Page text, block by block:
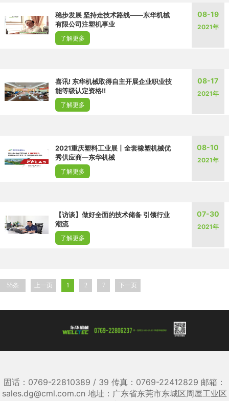
稳步发展 坚持走技术路线——东华机械
有限公司注塑机事业
了解更多
08-19
2021年
喜讯! 东华机械取得自主开展企业职业技
能等级认定资格!!
了解更多
08-17
2021年
2021重庆塑料工业展丨全套橡塑机械优
秀供应商—东华机械
了解更多
08-10
2021年
【访谈】做好全面的技术储备 引领行业
潮流
了解更多
07-30
2021年
55条 上一页 1 2 7 下一页
固话：0769-22810389 / 39 传真：0769-22412829 邮箱：
sales.dg@cml.com.cn 地址：广东省东莞市东城区周屋工业区